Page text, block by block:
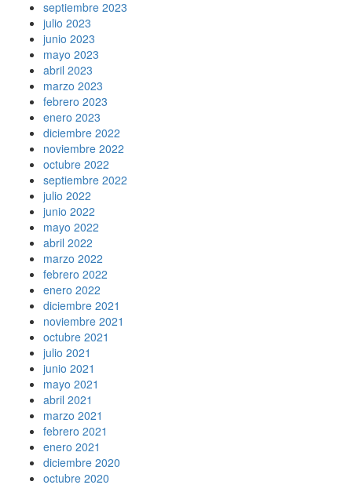
septiembre 2023
julio 2023
junio 2023
mayo 2023
abril 2023
marzo 2023
febrero 2023
enero 2023
diciembre 2022
noviembre 2022
octubre 2022
septiembre 2022
julio 2022
junio 2022
mayo 2022
abril 2022
marzo 2022
febrero 2022
enero 2022
diciembre 2021
noviembre 2021
octubre 2021
julio 2021
junio 2021
mayo 2021
abril 2021
marzo 2021
febrero 2021
enero 2021
diciembre 2020
octubre 2020